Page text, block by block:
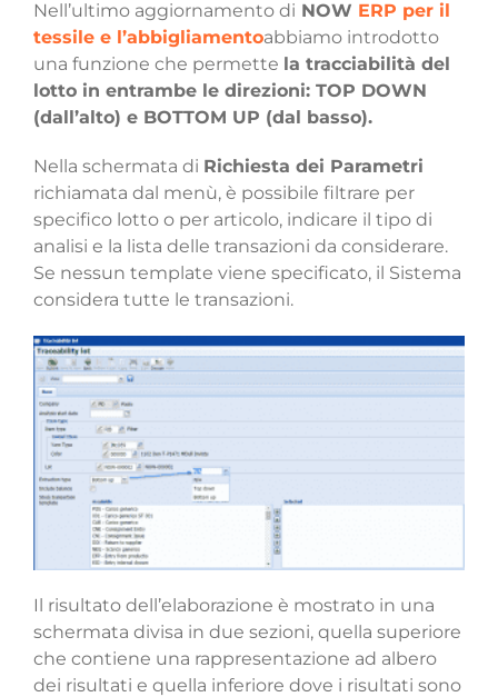
Nell’ultimo aggiornamento di NOW ERP per il
tessile e l’abbigliamentoabbiamo introdotto
una funzione che permette la tracciabilità del
lotto in entrambe le direzioni: TOP DOWN
(dall’alto) e BOTTOM UP (dal basso).
Nella schermata di Richiesta dei Parametri
richiamata dal menù, è possibile filtrare per
specifico lotto o per articolo, indicare il tipo di
analisi e la lista delle transazioni da considerare.
Se nessun template viene specificato, il Sistema
considera tutte le transazioni.
Il risultato dell’elaborazione è mostrato in una
schermata divisa in due sezioni, quella superiore
che contiene una rappresentazione ad albero
dei risultati e quella inferiore dove i risultati sono